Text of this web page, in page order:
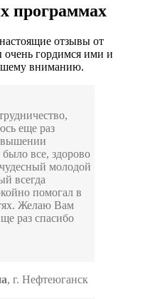
программах
отзывы от
гордимся ими и
вниманию.
еще раз
все, здорово
молодой
всегда
помогал в
Желаю Вам
раз спасибо
, г. Нефтеюганск